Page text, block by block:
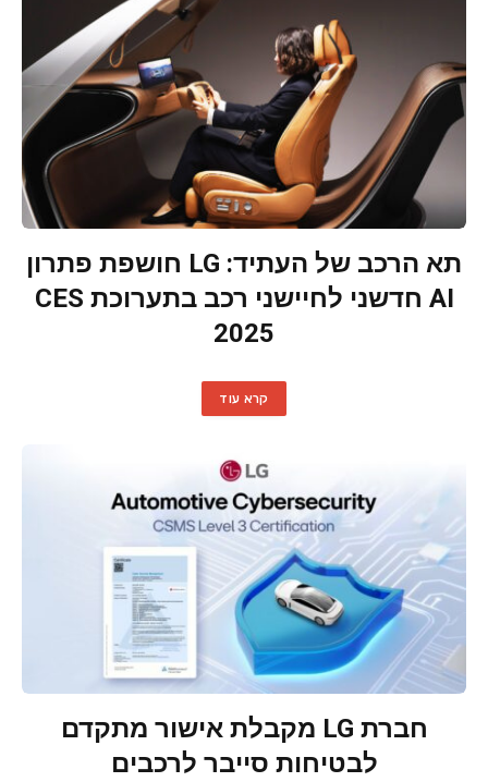
תא הרכב של העתיד: LG חושפת פתרון
AI חדשני לחיישני רכב בתערוכת CES
2025
קרא עוד
חברת LG מקבלת אישור מתקדם
לבטיחות סייבר לרכבים